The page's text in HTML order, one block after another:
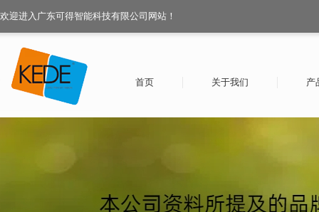
欢迎进入广东可得智能科技有限公司网站！
首页 关于我们 产